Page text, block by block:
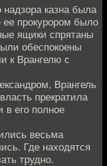
надзора казна была
ее прокурором было
ящики спрятаны
обеспокоены
к Врангелю с
Врангель
прекратила
в его полное
весьма
Где находятся
трудно.